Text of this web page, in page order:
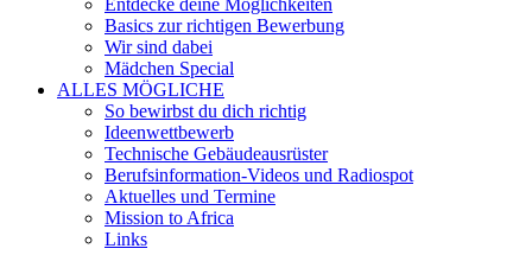
Entdecke deine Möglichkeiten
Basics zur richtigen Bewerbung
Wir sind dabei
Mädchen Special
ALLES MÖGLICHE
So bewirbst du dich richtig
Ideenwettbewerb
Technische Gebäudeausrüster
Berufsinformation-Videos und Radiospot
Aktuelles und Termine
Mission to Africa
Links